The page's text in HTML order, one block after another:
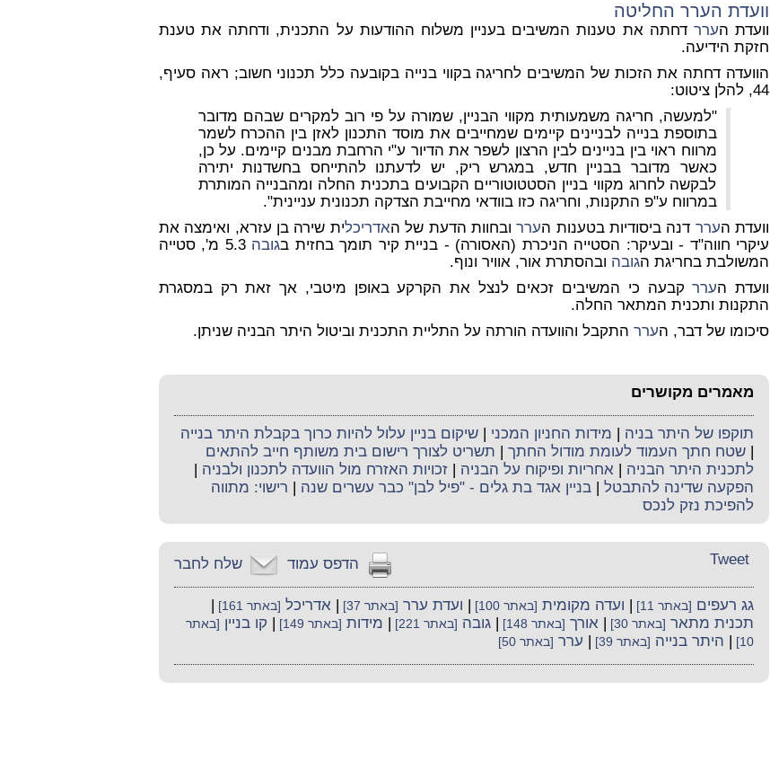
וועדת הערר החליטה
וועדת הערר דחתה את טענות המשיבים בעניין משלוח ההודעות על התכנית, ודחתה את טענת
חזקת הידיעה.
הוועדה דחתה את הזכות של המשיבים לחריגה בקווי בנייה בקובעה כלל תכנוני חשוב; ראה סעיף,
44, להלן ציטוט:
"למעשה, חריגה משמעותית מקווי הבניין, שמורה על פי רוב למקרים שבהם מדובר
בתוספת בנייה לבניינים קיימים שמחייבים את מוסד התכנון לאזן בין ההכרח לשמר
מרווח ראוי בין בניינים לבין הרצון לשפר את הדיור ע"י הרחבת מבנים קיימים. על כן,
כאשר מדובר בבניין חדש, במגרש ריק, יש לדעתנו להתייחס בחשדנות יתירה
לבקשה לחרוג מקווי בניין הסטטוטוריים הקבועים בתכנית החלה ומהבנייה המותרת
במרווח ע"פ התקנות, וחריגה כזו בוודאי מחייבת הצדקה תכנונית עניינית".
וועדת הערר דנה ביסודיות בטענות העררובחוות הדעת של האדריכלית שירה בן עזרא, ואימצה את
עיקרי חווה"ד - ובעיקר: הסטייה הניכרת (האסורה) - בניית קיר תומך בחזית בגובה
5.3 מ', סטייה
המשולבת בחריגת הגובה ובהסתרת אור, אוויר ונוף.
וועדת העררקבעה כי המשיבים זכאים לנצל את הקרקע באופן מיטבי, אך זאת רק במסגרת
התקנות ותכנית המתאר החלה.
סיכומו של דבר, הערר התקבל והוועדה הורתה על התליית התכנית וביטול היתר הבניה שניתן.
מאמרים מקושרים
תוקפו של היתר בניה | מידות החניון המכני | שיקום בניין עלול להיות כרוך בקבלת היתר בנייה
| שטח חתך העמוד לעומת מודול החתך | תשריט לצורך רישום בית משותף חייב להתאים
לתכנית היתר הבניה | אחריות ופיקוח על הבניה | זכויות האזרח מול הוועדה לתכנון ולבניה |
הפקעה שדינה להתבטל | בניין אגד בת גלים - "פיל לבן" כבר עשרים שנה | רישוי: מתווה
להפיכת נזק לנכס
שלח לחבר הדפס עמוד Tweet
גג רעפים [באתר 11] | ועדה מקומית [באתר 100] | ועדת ערר [באתר 37] | אדריכל [באתר 161]
|
תכנית מתאר [באתר 30] | אורך [באתר 148] | גובה [באתר 221] | מידות [באתר 149] | קו בניין [באתר
10]
| היתר בנייה [באתר 39] | ערר [באתר 50]